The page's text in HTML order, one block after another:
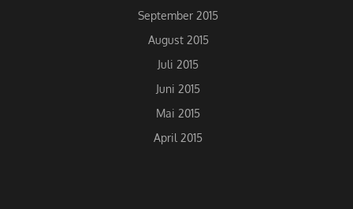
September 2015
August 2015
Juli 2015
Juni 2015
Mai 2015
April 2015